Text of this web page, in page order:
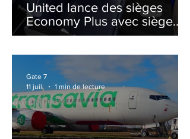
United lance des sièges
Economy Plus avec siège
central neutralisé
Gate 7
11 juil.
1 min de lecture